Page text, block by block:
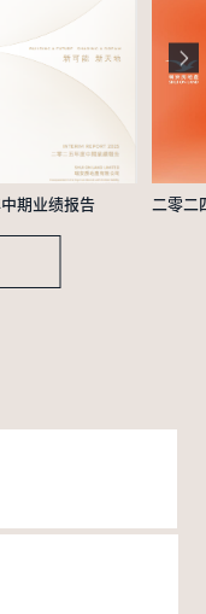
期业绩报告 二零二